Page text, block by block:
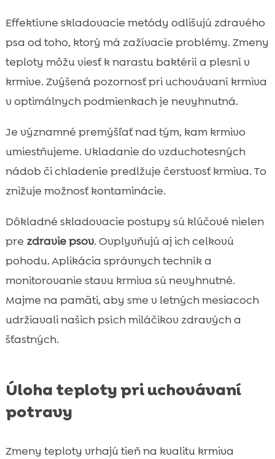
Effektívne skladovacie metódy odlišujú zdravého
psa od toho, ktorý má zažívacie problémy. Zmeny
teploty môžu viesť k narastu baktérií a plesní v
krmive. Zvýšená pozornosť pri uchovávaní krmiva
v optimálnych podmienkach je nevyhnutná.
Je významné premýšľať nad tým, kam krmivo
umiestňujeme. Ukladanie do vzduchotesných
nádob či chladenie predlžuje čerstvosť krmiva. To
znižuje možnosť kontaminácie.
Dôkladné skladovacie postupy sú klúčové nielen
pre zdravie psov. Ovplyvňujú aj ich celkovú
pohodu. Aplikácia správnych techník a
monitorovanie stavu krmiva sú nevyhnutné.
Majme na pamäti, aby sme v letných mesiacoch
udržiavali našich psích miláčikov zdravých a
šťastných.
Úloha teploty pri uchovávaní
potravy
Zmeny teploty vrhajú tieň na kvalitu krmiva